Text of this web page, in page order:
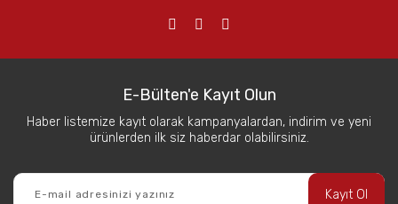
E-Bülten'e Kayıt Olun
Haber listemize kayıt olarak kampanyalardan, indirim ve yeni
ürünlerden ilk siz haberdar olabilirsiniz.
Kayıt Ol